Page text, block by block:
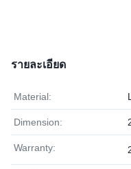
รายละเอียด
Material:
Dimension:
Warranty: